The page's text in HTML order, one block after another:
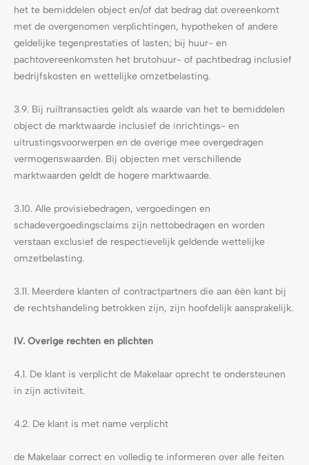
het te bemiddelen object en/of dat bedrag dat overeenkomt
met de overgenomen verplichtingen, hypotheken of andere
geldelijke tegenprestaties of lasten; bij huur- en
pachtovereenkomsten het brutohuur- of pachtbedrag inclusief
bedrijfskosten en wettelijke omzetbelasting.
3.9. Bij ruiltransacties geldt als waarde van het te bemiddelen
object de marktwaarde inclusief de inrichtings- en
uitrustingsvoorwerpen en de overige mee overgedragen
vermogenswaarden. Bij objecten met verschillende
marktwaarden geldt de hogere marktwaarde.
3.10. Alle provisiebedragen, vergoedingen en
schadevergoedingsclaims zijn nettobedragen en worden
verstaan exclusief de respectievelijk geldende wettelijke
omzetbelasting.
3.11. Meerdere klanten of contractpartners die aan één kant bij
de rechtshandeling betrokken zijn, zijn hoofdelijk aansprakelijk.
IV. Overige rechten en plichten
4.1. De klant is verplicht de Makelaar oprecht te ondersteunen
in zijn activiteit.
4.2. De klant is met name verplicht
de Makelaar correct en volledig te informeren over alle feiten